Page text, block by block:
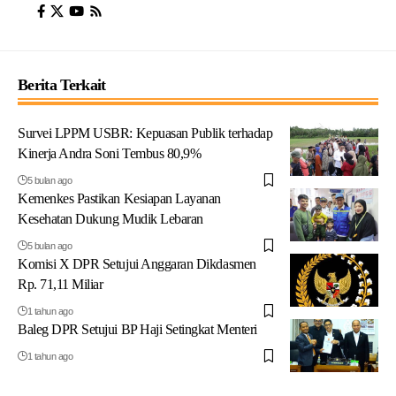
Berita Terkait
Survei LPPM USBR: Kepuasan Publik terhadap
Kinerja Andra Soni Tembus 80,9%
5 bulan ago
Kemenkes Pastikan Kesiapan Layanan
Kesehatan Dukung Mudik Lebaran
5 bulan ago
Komisi X DPR Setujui Anggaran Dikdasmen
Rp. 71,11 Miliar
1 tahun ago
Baleg DPR Setujui BP Haji Setingkat Menteri
1 tahun ago